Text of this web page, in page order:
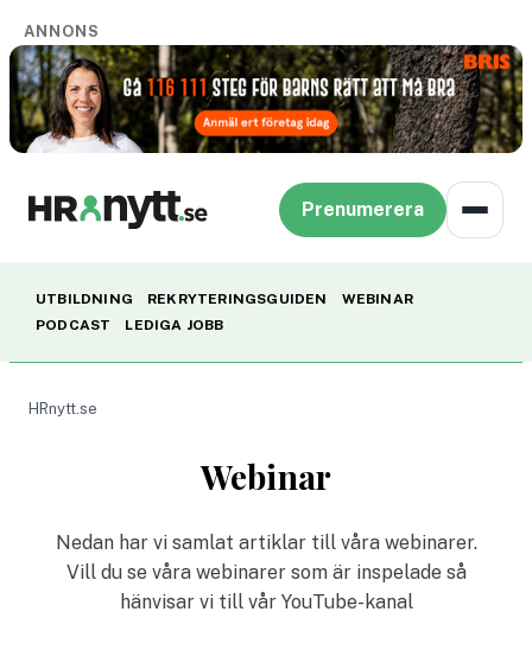
ANNONS
Prenumerera
UTBILDNING REKRYTERINGSGUIDEN
WEBINAR
PODCAST
LEDIGA JOBB
HRnytt.se
Webinar
Nedan har vi samlat artiklar till våra webinarer.
Vill du se våra webinarer som är inspelade så
hänvisar vi till vår YouTube-kanal